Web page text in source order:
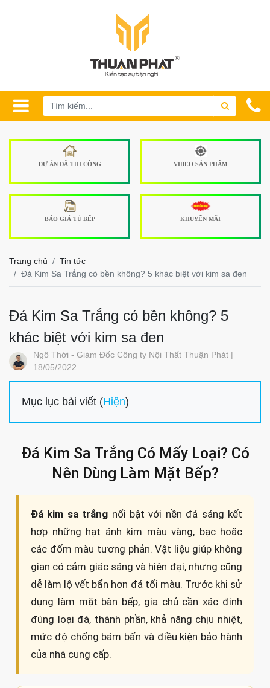
DỰ ÁN ĐÃ THI CÔNG VIDEO SẢN PHẨM
BÁO GIÁ TỦ BẾP KHUYẾN MÃI
Trang chủ
Tin tức
Đá Kim Sa Trắng có bền không? 5 khác biệt với kim sa đen
Đá Kim Sa Trắng có bền không? 5
khác biệt với kim sa đen
Ngô Thời - Giám Đốc Công ty Nội Thất Thuận Phát |
18/05/2022
Mục lục bài viết (Hiện)
Đá Kim Sa Trắng Có Mấy Loại? Có
Nên Dùng Làm Mặt Bếp?
Đá kim sa trắng nổi bật với nền đá sáng kết
hợp những hạt ánh kim màu vàng, bạc hoặc
các đốm màu tương phản. Vật liệu giúp không
gian có cảm giác sáng và hiện đại, nhưng cũng
dễ làm lộ vết bẩn hơn đá tối màu. Trước khi sử
dụng làm mặt bàn bếp, gia chủ cần xác định
đúng loại đá, thành phần, khả năng chịu nhiệt,
mức độ chống bám bẩn và điều kiện bảo hành
của nhà cung cấp.